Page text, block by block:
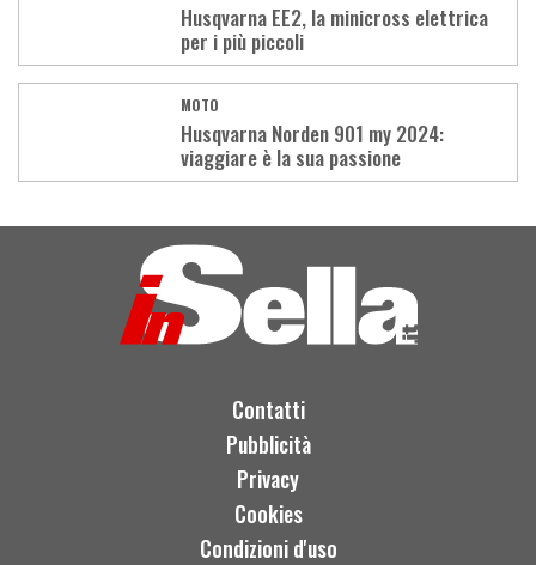
Husqvarna EE2, la minicross elettrica
per i più piccoli
MOTO
Husqvarna Norden 901 my 2024:
viaggiare è la sua passione
More
Contatti
Pubblicità
Privacy
Cookies
Condizioni d'uso